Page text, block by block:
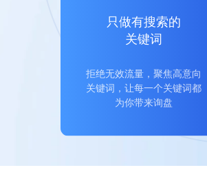
只做有搜索的
关键词
拒绝无效流量，聚焦高意向
关键词，让每一个关键词都
为你带来询盘